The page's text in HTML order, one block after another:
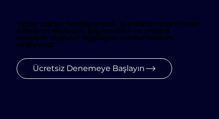
Yapay zekayı basitleştirerek, iş ortaklarımızın; hedef
kitlelerini etkileyen, bilgilendiren ve anlamlı
sonuçlar doğuran diyaloglar oluşturmalarını
sağlıyoruz.
Ücretsiz Denemeye Başlayın